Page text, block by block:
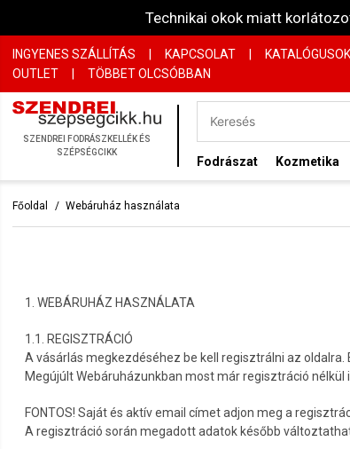
Technikai okok miatt
INGYENES SZÁLLÍTÁS KAPCSOLAT KATALÓGUSOK
OUTLET
| TÖBBET OLCSÓBBAN
SZENDREI FODRÁSZKELLÉK ÉS
SZÉPSÉGCIKK
Fodrászat Kozmetika
Főoldal Webáruház használata
1. WEBÁRUHÁZ HASZNÁLATA
1.1. REGISZTRÁCIÓ
A vásárlás megkezdéséhez be kell regisztrálni az
Megújúlt Webáruházunkban most már regisztráció nélkül
FONTOS! Saját és aktív email címet adjon meg a
A regisztráció során megadott adatok később